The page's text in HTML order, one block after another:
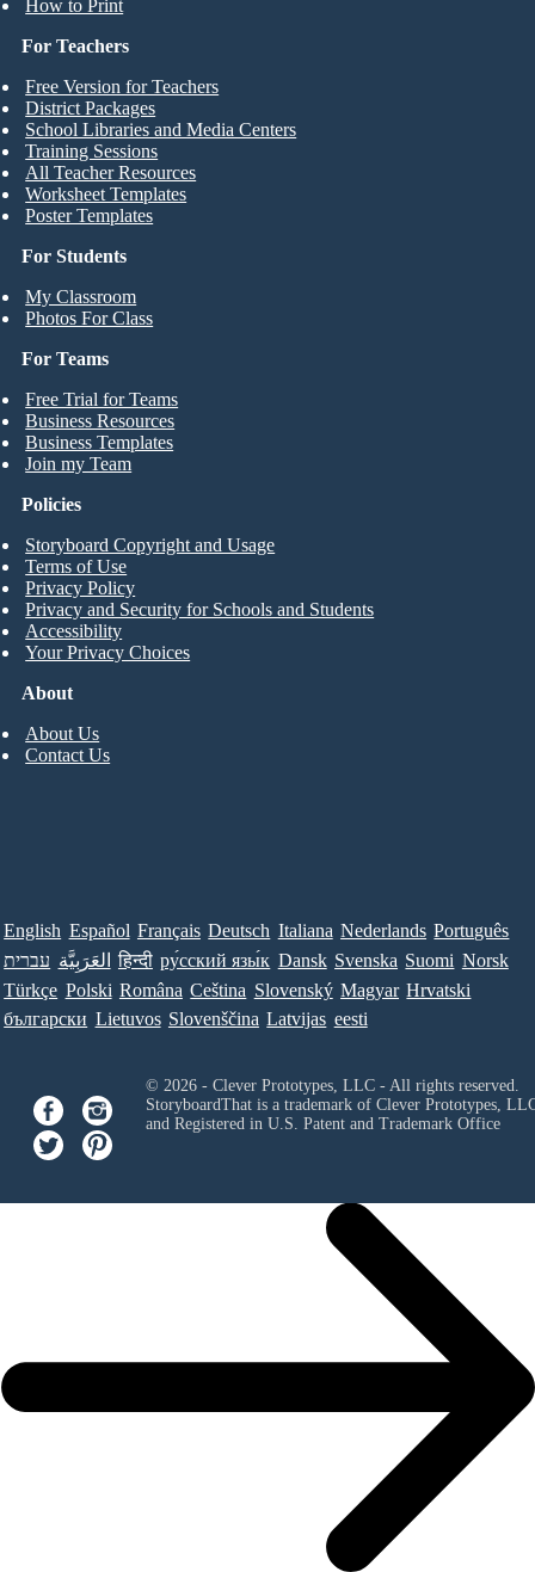
How to Print
For Students
My Classroom
Photos For Class
For Teachers
Free Version for Teachers
District Packages
School Libraries and Media Centers
Training Sessions
All Teacher Resources
Worksheet Templates
Poster Templates
For Teams
Free Trial for Teams
Business Resources
Business Templates
Join my Team
About
About Us
Contact Us
Policies
Storyboard Copyright and Usage
Terms of Use
Privacy Policy
Privacy and Security for Schools and Students
Accessibility
Your Privacy Choices
English Español Français Deutsch Italiana Nederlands Português
עברית العَرَبِيَّة हिन्दी ру́сский язы́к Dansk Svenska Suomi Norsk
Türkçe Polski Româna Ceština Slovenský Magyar Hrvatski
български Lietuvos Slovenščina Latvijas eesti
© 2026 - Clever Prototypes, LLC - All rights reserved.
StoryboardThat is a trademark of Clever Prototypes,
and Registered in U.S. Patent and Trademark Office